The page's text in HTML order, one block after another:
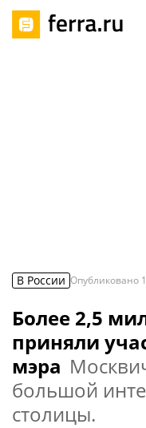
В России Опубликовано
Более 2,5
приняли
мэра
большой
столицы.